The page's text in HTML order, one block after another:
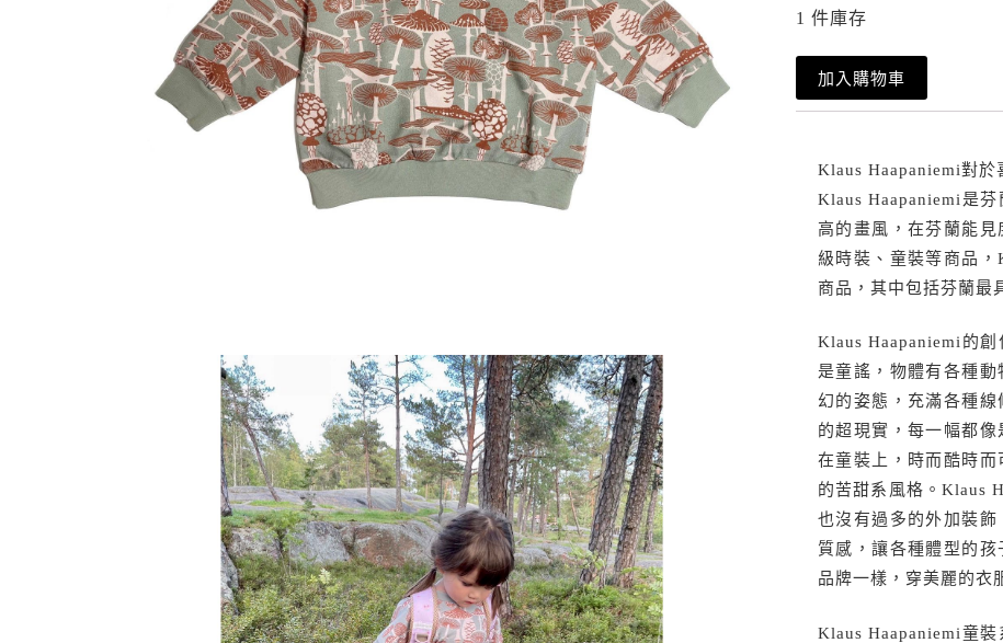
1 件庫存
加入購物車
Klaus Haapaniemi對於
Klaus Haapaniemi是
高的畫風，在芬蘭能
級時裝、童裝等商品
商品，其中包括芬蘭最
Klaus Haapaniemi的
是童謠，物體有各種
幻的姿態，充滿各種
的超現實，每一幅都
在童裝上，時而酷時
的苦甜系風格。Klaus
也沒有過多的外加裝
質感，讓各種體型的
品牌一樣，穿美麗的衣
Klaus Haapaniemi童